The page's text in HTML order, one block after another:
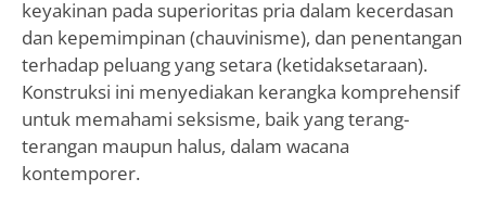
keyakinan pada superioritas pria dalam kecerdasan
dan kepemimpinan (chauvinisme), dan penentangan
terhadap peluang yang setara (ketidaksetaraan).
Konstruksi ini menyediakan kerangka komprehensif
untuk memahami seksisme, baik yang terang-
terangan maupun halus, dalam wacana
kontemporer.